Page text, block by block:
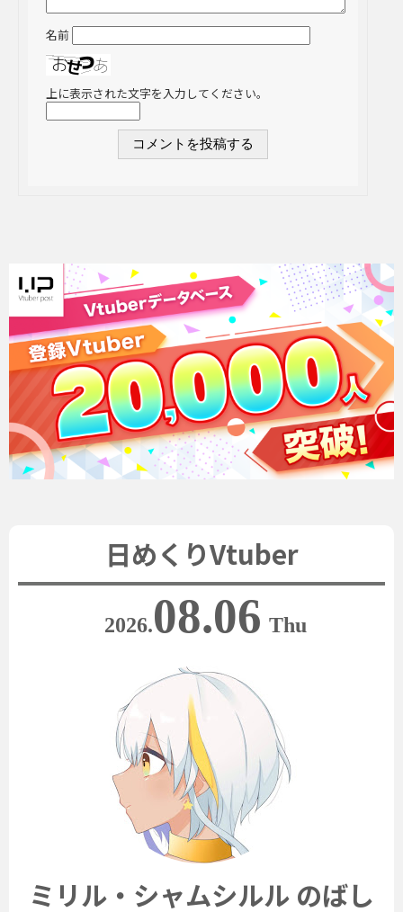
名前
上に表示された文字を入力してください。
日めくりVtuber
2026.08.06 Thu
ミリル・シャムシルル のばし